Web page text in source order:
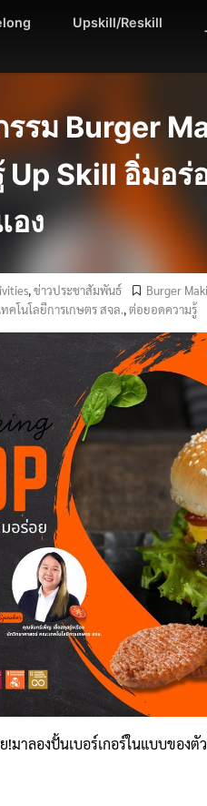
Upskill/Reskill
รม Burger
Skill อิ่มอร่
อง
,ข่าวประชาสัมพันธ์ Burger
คโนโลยีการเกษตร สจล.,ต่อยอดความรู้
าลองปั้นเบอร์เกอร์ในแบบของตั